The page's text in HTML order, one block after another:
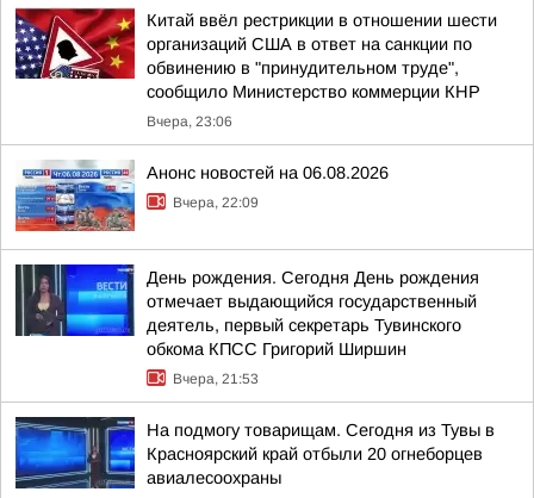
Китай ввёл рестрикции в отношении шести
организаций США в ответ на санкции по
обвинению в "принудительном труде",
сообщило Министерство коммерции КНР
Вчера, 23:06
Анонс новостей на 06.08.2026
Вчера, 22:09
День рождения. Сегодня День рождения
отмечает выдающийся государственный
деятель, первый секретарь Тувинского
обкома КПСС Григорий Ширшин
Вчера, 21:53
На подмогу товарищам. Сегодня из Тувы в
Красноярский край отбыли 20 огнеборцев
авиалесоохраны